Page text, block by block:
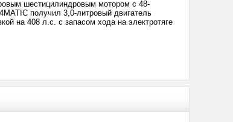
шестицилиндровым мотором с 48-
получил 3,0-литровый двигатель
на 408 л.с. с запасом хода на электротяге